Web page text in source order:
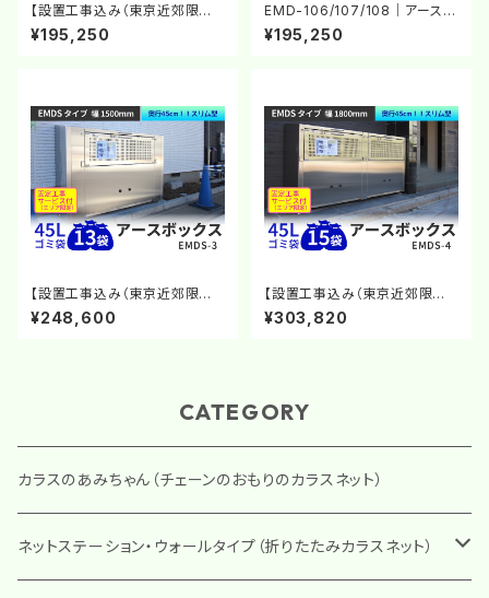
【設置工事込み（東京近郊限
定）】EMDS-2｜アースボックス
奥行きスリム型｜ゴミステーショ
¥195,250
EMD-106/107/108｜アースボ
ックス｜ゴミステーション ステン
レス製大型ダストボックス【完成
¥195,250
【設置工事込み（東京近郊限
定）】EMDS-3｜アースボックス
奥行きスリム型｜ゴミステーショ
¥248,600
【設置工事込み（東京近郊限
定）】EMDS-4｜アースボックス
奥行きスリム型｜ゴミステーショ
¥303,820
CATEGORY
カラスのあみちゃん（チェーンのおもりのカラスネット）
ネットステーション・ウォールタイプ（折りたたみカラスネット）